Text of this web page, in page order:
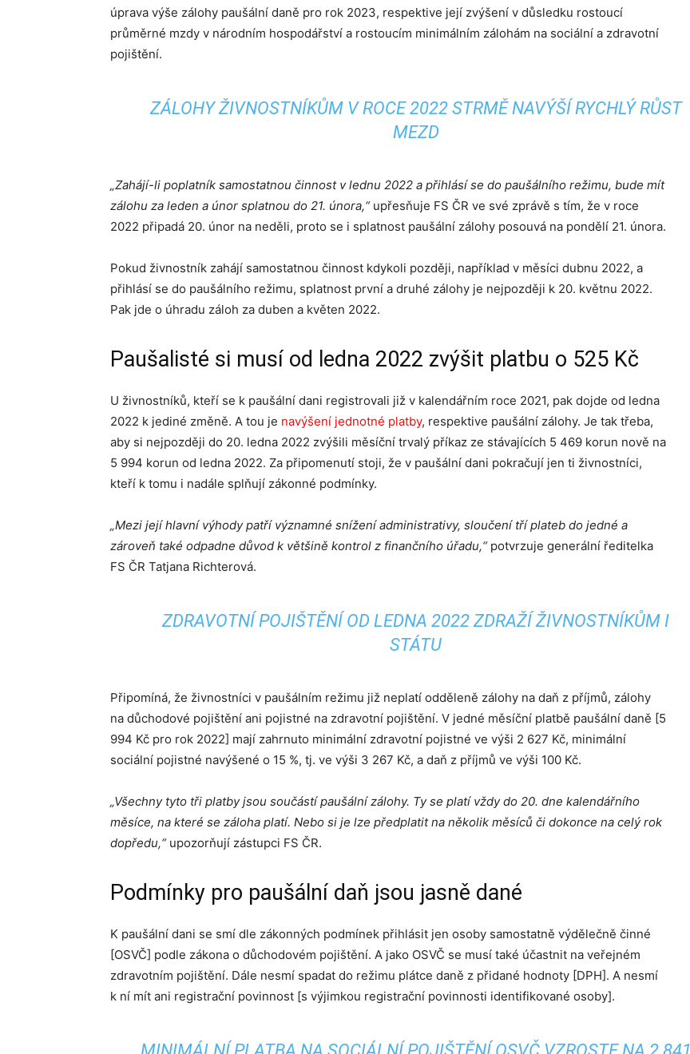
úprava výše zálohy paušální daně pro rok 2023, respektive její zvýšení v důsledku rostoucí
průměrné mzdy v národním hospodářství a rostoucím minimálním zálohám na sociální a zdravotní
pojištění.
ZÁLOHY ŽIVNOSTNÍKŮM V ROCE 2022 STRMĚ NAVÝŠÍ RYCHLÝ RŮST
MEZD
„Zahájí-li poplatník samostatnou činnost v lednu 2022 a přihlásí se do paušálního režimu, bude mít
zálohu za leden a únor splatnou do 21. února,“ upřesňuje FS ČR ve své zprávě s tím, že v roce
2022 připadá 20. únor na neděli, proto se i splatnost paušální zálohy posouvá na pondělí 21. února.
Pokud živnostník zahájí samostatnou činnost kdykoli později, například v měsíci dubnu 2022, a
přihlásí se do paušálního režimu, splatnost první a druhé zálohy je nejpozději k 20. květnu 2022.
Pak jde o úhradu záloh za duben a květen 2022.
Paušalisté si musí od ledna 2022 zvýšit platbu o 525 Kč
U živnostníků, kteří se k paušální dani registrovali již v kalendářním roce 2021, pak dojde od ledna
2022 k jediné změně. A tou je navýšení jednotné platby, respektive paušální zálohy. Je tak třeba,
aby si nejpozději do 20. ledna 2022 zvýšili měsíční trvalý příkaz ze stávajících 5 469 korun nově na
5 994 korun od ledna 2022. Za připomenutí stoji, že v paušální dani pokračují jen ti živnostníci,
kteří k tomu i nadále splňují zákonné podmínky.
„Mezi její hlavní výhody patří významné snížení administrativy, sloučení tří plateb do jedné a
zároveň také odpadne důvod k většině kontrol z finančního úřadu,“potvrzuje generální ředitelka
FS ČR Tatjana Richterová.
ZDRAVOTNÍ POJIŠTĚNÍ OD LEDNA 2022 ZDRAŽÍ ŽIVNOSTNÍKŮM I
STÁTU
Připomíná, že živnostníci v paušálním režimu již neplatí odděleně zálohy na daň z příjmů, zálohy
na důchodové pojištění ani pojistné na zdravotní pojištění. V jedné měsíční platbě paušální daně [5
994 Kč pro rok 2022] mají zahrnuto minimální zdravotní pojistné ve výši 2 627 Kč, minimální
sociální pojistné navýšené o 15 %, tj. ve výši 3 267 Kč, a daň z příjmů ve výši 100 Kč.
„Všechny tyto tři platby jsou součástí paušální zálohy. Ty se platí vždy do 20. dne kalendářního
měsíce, na které se záloha platí. Nebo si je lze předplatit na několik měsíců či dokonce na celý rok
dopředu,“ upozorňují zástupci FS ČR.
Podmínky pro paušální daň jsou jasně dané
K paušální dani se smí dle zákonných podmínek přihlásit jen osoby samostatně výdělečně činné
[OSVČ] podle zákona o důchodovém pojištění. A jako OSVČ se musí také účastnit na veřejném
zdravotním pojištění. Dále nesmí spadat do režimu plátce daně z přidané hodnoty [DPH]. A nesmí
k ní mít ani registrační povinnost [s výjimkou registrační povinnosti identifikované osoby].